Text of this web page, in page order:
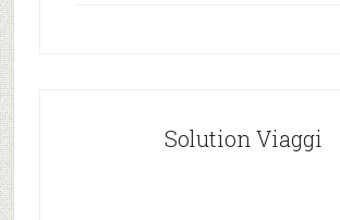
Solution Viaggi